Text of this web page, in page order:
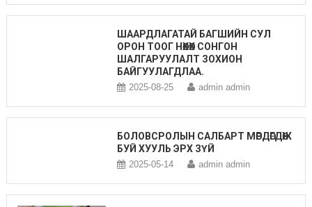
ШААРДЛАГАТАЙ БАГШИЙН СУЛ
ОРОН ТООГ НӨХӨХ СОНГОН
ШАЛГАРУУЛАЛТ ЗОХИОН
БАЙГУУЛАГДЛАА.
2025-08-25 admin admin
БОЛОВСРОЛЫН САЛБАРТ МӨРДӨГДӨЖ
БУЙ ХУУЛЬ ЭРХ ЗҮЙ
2025-05-14 admin admin